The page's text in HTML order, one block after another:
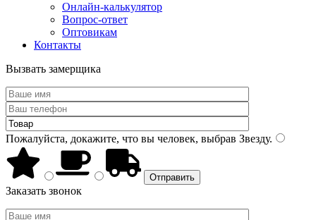
Онлайн-калькулятор
Вопрос-ответ
Оптовикам
Контакты
Вызвать замерщика
Пожалуйста, докажите, что вы человек, выбрав Звезду.
Заказать звонок